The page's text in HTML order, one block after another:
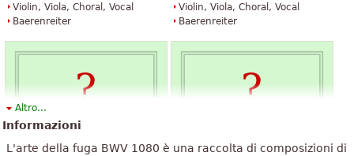
Violin, Viola, Choral, Vocal
Baerenreiter
Violin, Viola, Choral, Vocal
Baerenreiter
deinen Thron tret ich hiermit".
deinen Thron tret ich hiermit".
Altro...
Informazioni
L'arte della fuga BWV 1080 è una raccolta di composizioni di